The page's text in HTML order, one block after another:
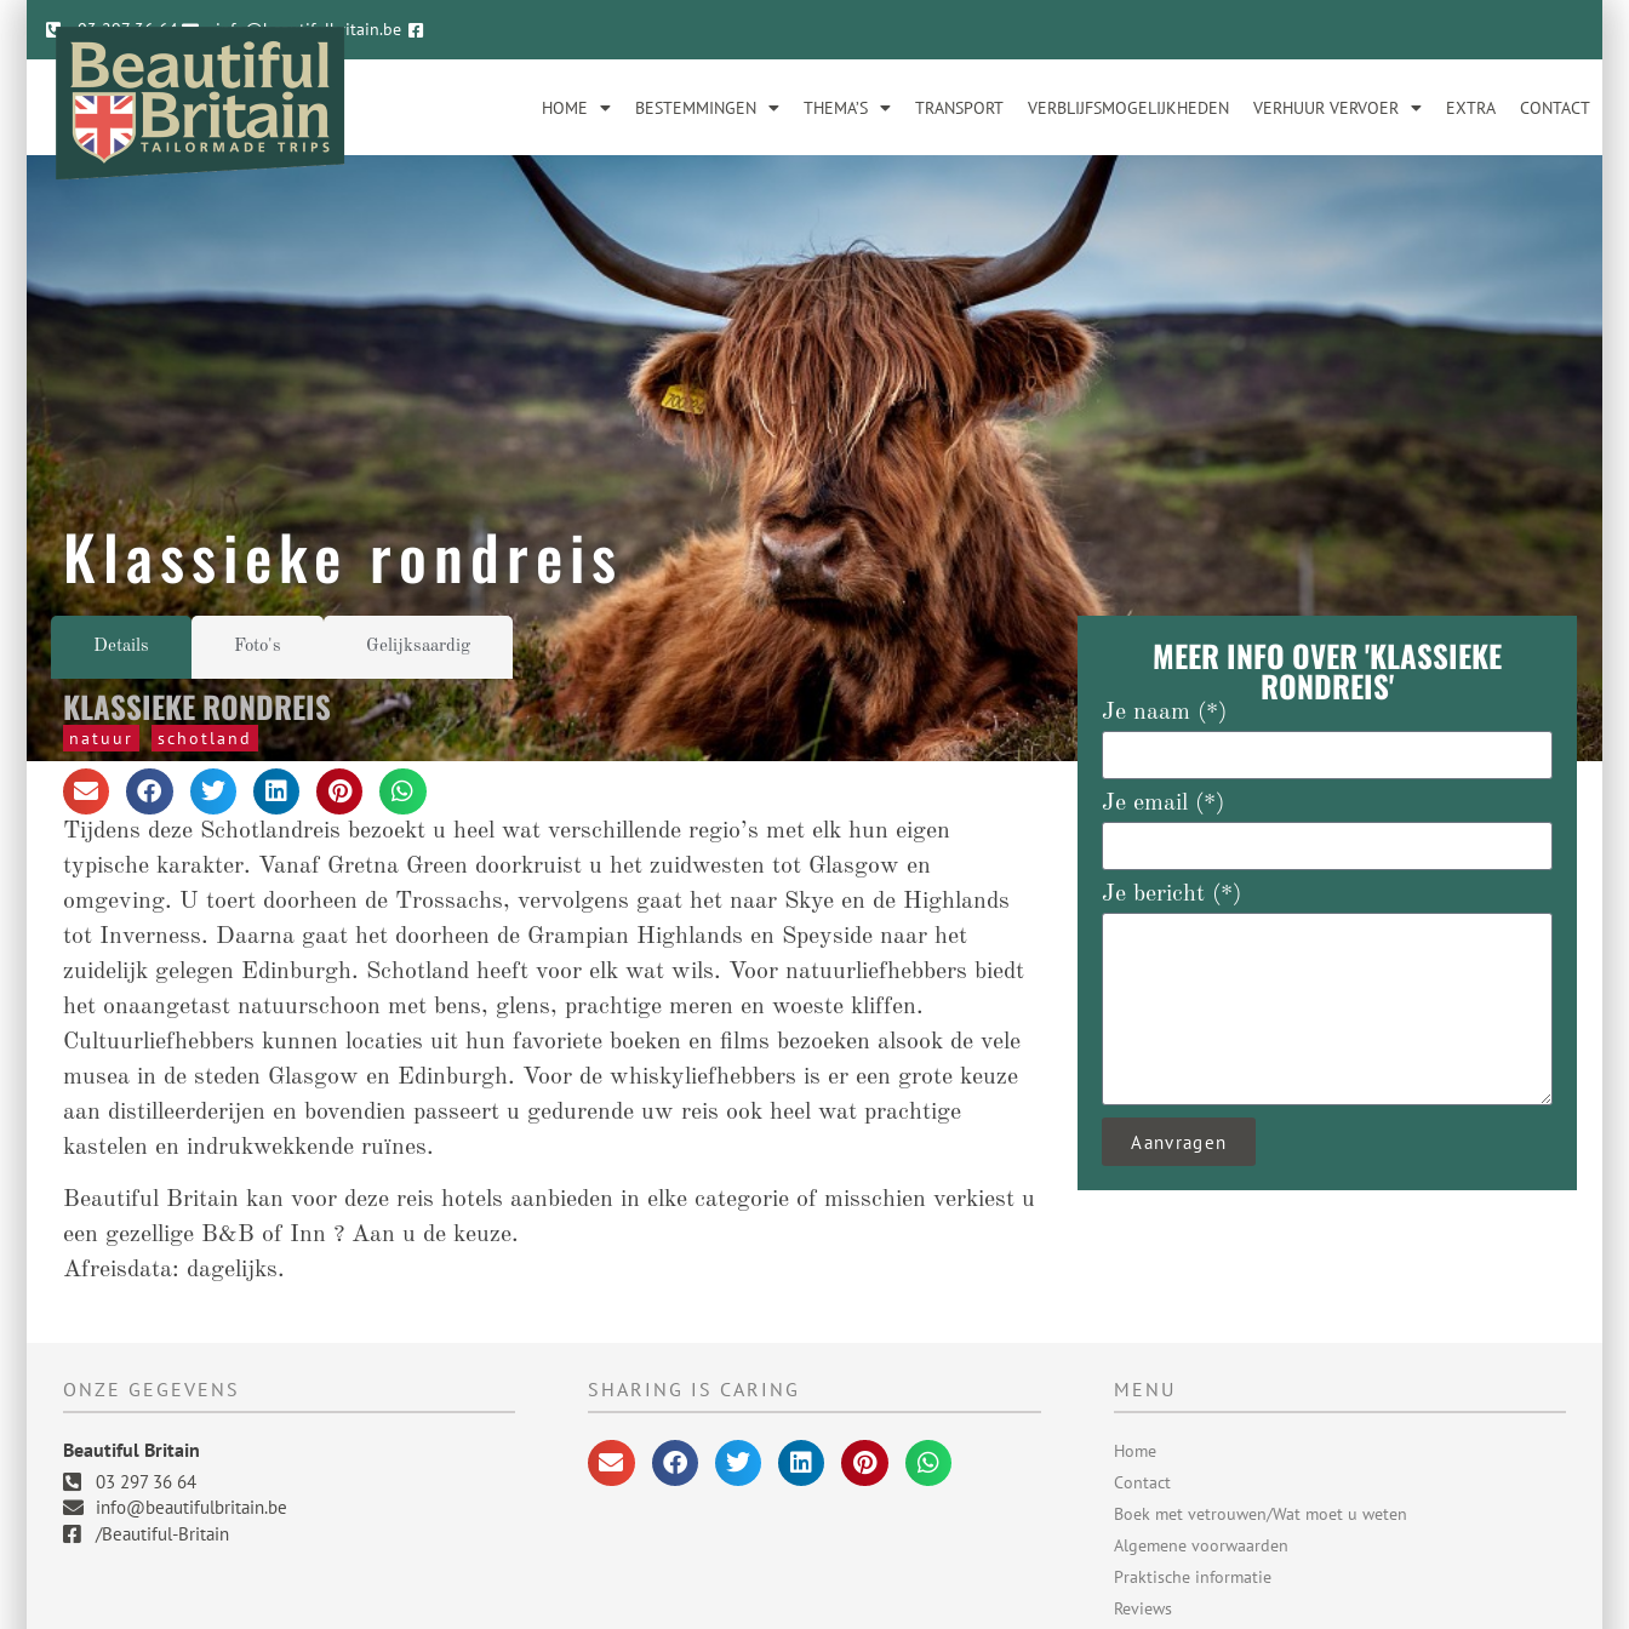
03 297 36 64 info@beautifulbritain.be
HOME BESTEMMINGEN THEMA’S TRANSPORT VERBLIJFSMOGELIJKHEDEN VERHUUR VERVOER EXTRA CONTACT
Klassieke rondreis
Details Foto's Gelijksaardig
KLASSIEKE RONDREIS
natuur schotland
Tijdens deze Schotlandreis bezoekt u heel wat verschillende regio’s met elk hun eigen
typische karakter. Vanaf Gretna Green doorkruist u het zuidwesten tot Glasgow en
omgeving. U toert doorheen de Trossachs, vervolgens gaat het naar Skye en de Highlands
tot Inverness. Daarna gaat het doorheen de Grampian Highlands en Speyside naar het
zuidelijk gelegen Edinburgh. Schotland heeft voor elk wat wils. Voor natuurliefhebbers biedt
het onaangetast natuurschoon met bens, glens, prachtige meren en woeste kliffen.
Cultuurliefhebbers kunnen locaties uit hun favoriete boeken en films bezoeken alsook de vele
musea in de steden Glasgow en Edinburgh. Voor de whiskyliefhebbers is er een grote keuze
aan distilleerderijen en bovendien passeert u gedurende uw reis ook heel wat prachtige
kastelen en indrukwekkende ruïnes.
Beautiful Britain kan voor deze reis hotels aanbieden in elke categorie of misschien verkiest u
een gezellige B&B of Inn ? Aan u de keuze.
Afreisdata: dagelijks.
MEER INFO OVER 'KLASSIEKE
RONDREIS'
Je naam (*)
Je email (*)
Je bericht (*)
Aanvragen
ONZE GEGEVENS
Beautiful Britain
03 297 36 64
info@beautifulbritain.be
/Beautiful-Britain
SHARING IS CARING MENU
Home
Contact
Boek met vetrouwen/Wat moet u weten
Algemene voorwaarden
Praktische informatie
Reviews